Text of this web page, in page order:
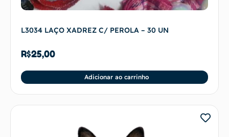
L3034 LAÇO XADREZ C/ PEROLA – 30 UN
R$25,00
Adicionar ao carrinho